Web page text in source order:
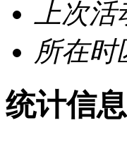
上次
所在时
统计信息